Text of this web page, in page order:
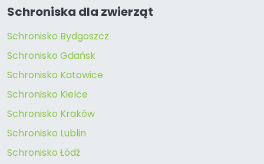
Schroniska dla zwierząt
Schronisko Bydgoszcz
Schronisko Gdańsk
Schronisko Katowice
Schronisko Kielce
Schronisko Kraków
Schronisko Lublin
Schronisko Łódź